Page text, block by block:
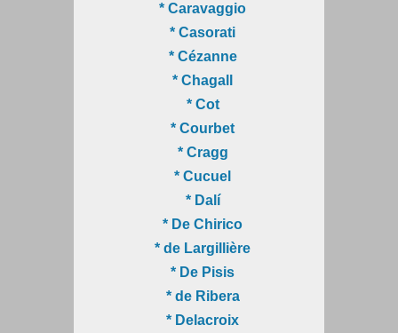
* Caravaggio
* Casorati
* Cézanne
* Chagall
* Cot
* Courbet
* Cragg
* Cucuel
* Dalí
* De Chirico
* de Largillière
* De Pisis
* de Ribera
* Delacroix